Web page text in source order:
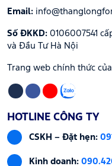
Email:
Số ĐKKD: 0106007541
và Đầu Tư Hà Nội
Trang web chính thức của
HOTLINE CÔNG TY
CSKH – Đặt hẹn:
Kinh doanh: